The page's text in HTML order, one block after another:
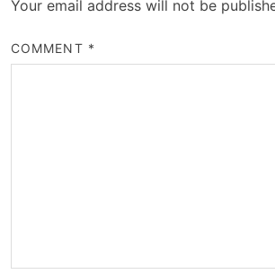
Your email address will not be
COMMENT *